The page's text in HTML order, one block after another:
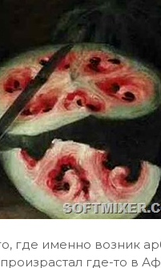
где именно возник
где-то в